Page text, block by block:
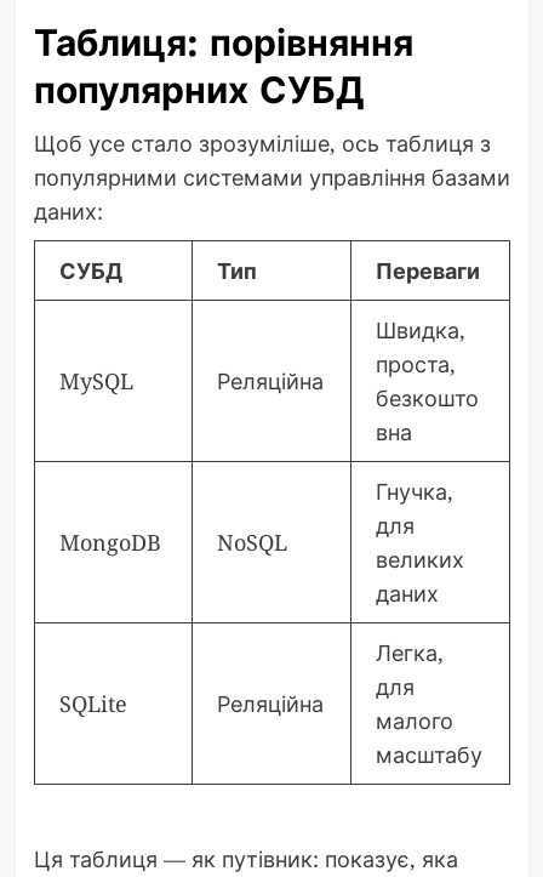
Таблиця: порівняння
популярних СУБД
Щоб усе стало зрозуміліше, ось таблиця з
популярними системами управління базами
даних:
СУБД Тип Переваги
MySQL Реляційна
Швидка,
проста,
безкошто
вна
MongoDB NoSQL
Гнучка,
для
великих
даних
SQLite Реляційна
Легка,
для
малого
масштабу
Ця таблиця — як путівник: показує, яка